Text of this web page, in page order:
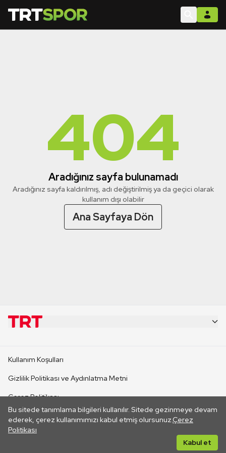
404
Aradığınız sayfa bulunamadı
Aradığınız sayfa kaldırılmış, adı değiştirilmiş ya da geçici olarak
kullanım dışı olabilir
Ana Sayfaya Dön
Bu sitede tanımlama bilgileri kullanılır. Sitede gezinmeye devam
ederek, çerez kullanımımızı kabul etmiş olursunuz.Çerez
Politikası
Kabul et
CANLI YAYINLAR
Kullanım Koşulları
Gizlilik Politikası ve Aydınlatma Metni
Çerez Politikası
İletişim
Her hakkı saklıdır. ©2026 TRT. Bağlantı yoluyla gidilen dış